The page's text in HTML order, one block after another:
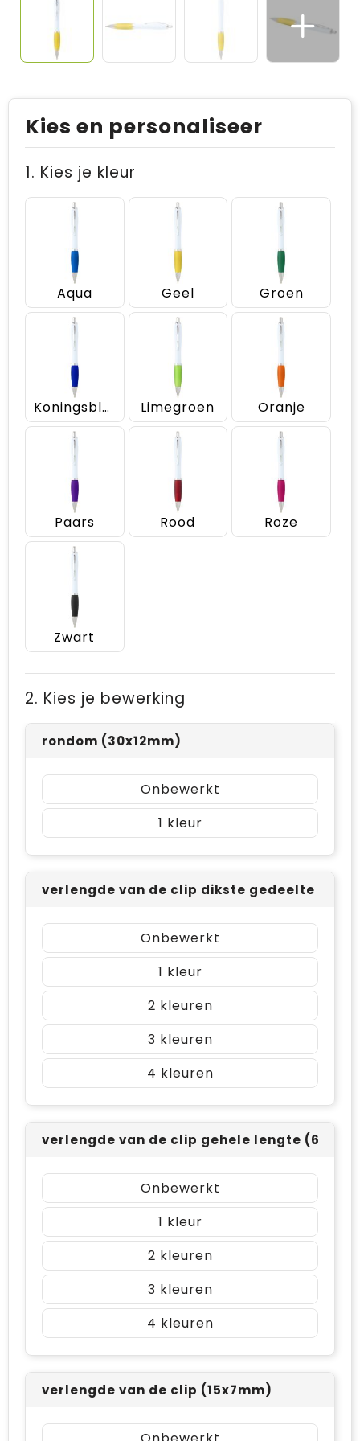
Kies en personaliseer
1. Kies je kleur
Aqua Geel Groen
Koningsblauw Limegroen Oranje
Paars Rood Roze
Zwart
2. Kies je bewerking
rondom (30x12mm)
Onbewerkt
1
verlengde van de clip dikste gedeelte
Onbewerkt
1
2
3
4
verlengde van de clip gehele lengte
Onbewerkt
1
2
3
4
verlengde van de clip (15x7mm)